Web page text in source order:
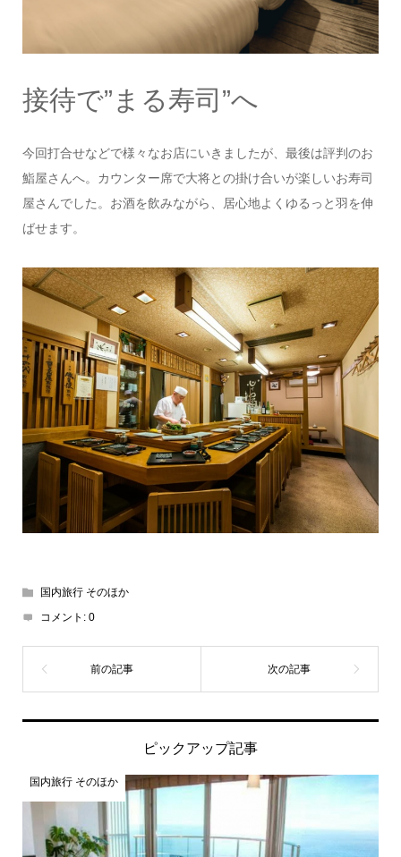
接待で”まる寿司”へ
今回打合せなどで様々なお店にいきましたが、最後は評判のお
鮨屋さんへ。カウンター席で大将との掛け合いが楽しいお寿司
屋さんでした。お酒を飲みながら、居心地よくゆるっと羽を伸
ばせます。
国内旅行 そのほか
コメント: 0
ピックアップ記事
国内旅行 そのほか